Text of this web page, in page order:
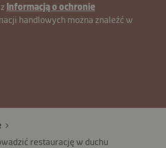
Informacją o ochronie
handlowych można znaleźć w
restaurację w duchu